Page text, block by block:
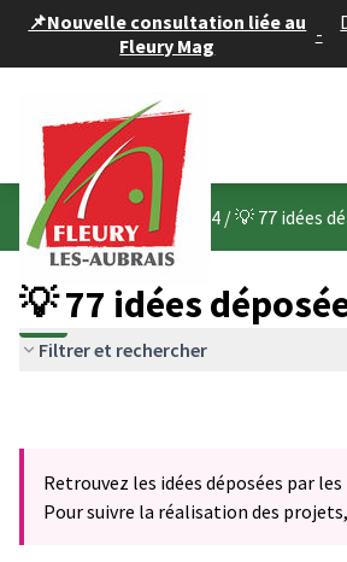
📌Nouvelle consultation liée au
Fleury Mag
-
Budget participatif 2024 /💡 77 idées
💡 77 idées
Filtrer et rechercher
Retrouvez les idées déposées par
Pour suivre la réalisation des projets,
Panneau de gestion des cookies